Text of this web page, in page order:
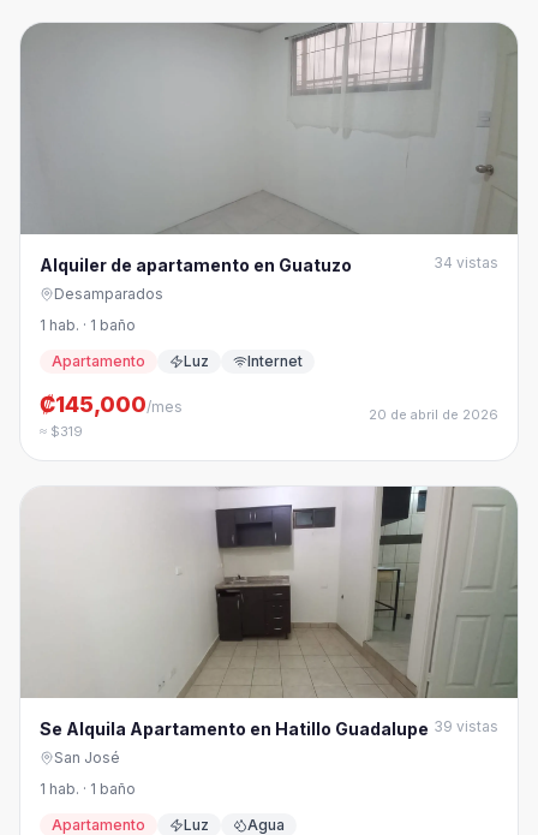
Alquiler de apartamento en Guatuzo 34 vistas
Desamparados
1 hab. · 1 baño
Apartamento
Luz Internet
₡145,000/mes
≈ $319
20 de abril de 2026
Se Alquila Apartamento en Hatillo Guadalupe 39 vistas
San José
1 hab. · 1 baño
Apartamento
Luz Agua